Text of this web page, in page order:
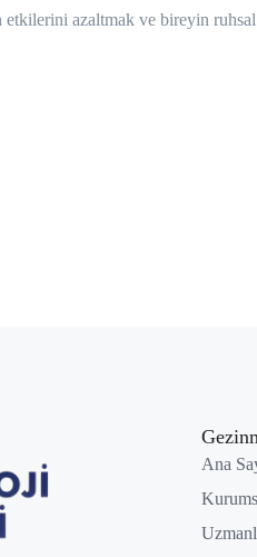
azaltmak ve bireyin ruhsal
Ana